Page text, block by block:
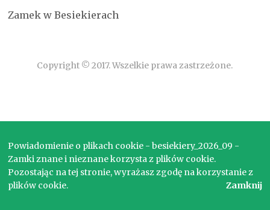
Zamek w Besiekierach
Copyright © 2017. Wszelkie prawa zastrzeżone.
Powiadomienie o plikach cookie - besiekiery_2026_09 -
Zamki znane i nieznane korzysta z plików cookie.
Pozostając na tej stronie, wyrażasz zgodę na korzystanie z
plików cookie.
Zamknij